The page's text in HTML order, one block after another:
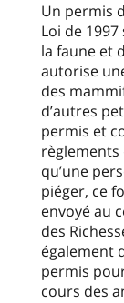
Un permis
Loi de
la faune et
autorise
des
d’autres
permis et
règlements
qu’une
piéger, ce
envoyé au
des
également
permis
cours des